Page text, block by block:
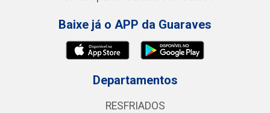
Baixe já o APP da Guaraves
Departamentos
RESFRIADOS